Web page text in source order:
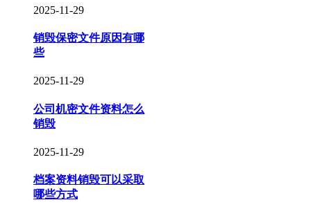
2025-11-29
销毁保密文件原因有哪
些
2025-11-29
公司机密文件资料怎么
销毁
2025-11-29
档案资料销毁可以采取
哪些方式